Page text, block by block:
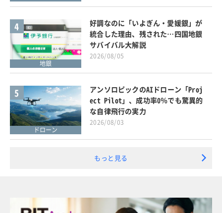
4
地銀
好調なのに「いよぎん・愛媛銀」が
統合した理由、残された…四国地銀
サバイバル大解説
2026/08/05
5
ドローン
アンソロピックのAIドローン「Proj
ect Pilot」、成功率0％でも驚異的
な自律飛行の実力
2026/08/03
もっと見る